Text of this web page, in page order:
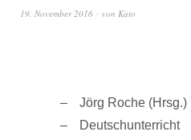
19. November 2016 von Kato
Jörg Roche (Hrsg.)